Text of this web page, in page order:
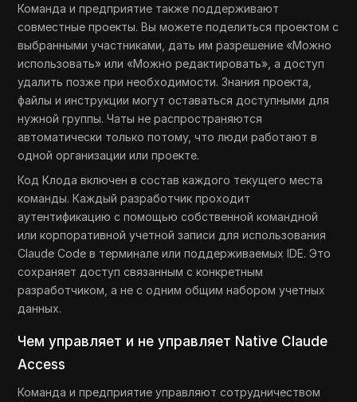
Команда и предприятие также поддерживают
совместные проекты. Вы можете поделиться проектом с
выбранными участниками, дать им разрешение «Можно
использовать» или «Можно редактировать», а доступ
удалить позже при необходимости. Знания проекта,
файлы и инструкции могут оставаться доступными для
нужной группы. Чаты не распространяются
автоматически только потому, что люди работают в
одной организации или проекте.
Код Клода включен в состав каждого текущего места
команды. Каждый разработчик проходит
аутентификацию с помощью собственной командной
или корпоративной учетной записи для использования
Claude Code в терминале или поддерживаемых IDE. Это
сохраняет доступ связанным с конкретным
разработчиком, а не с одним общим набором учетных
данных.
Чем управляет и не управляет Native Claude
Access
Команда и предприятие управляют сотрудничеством